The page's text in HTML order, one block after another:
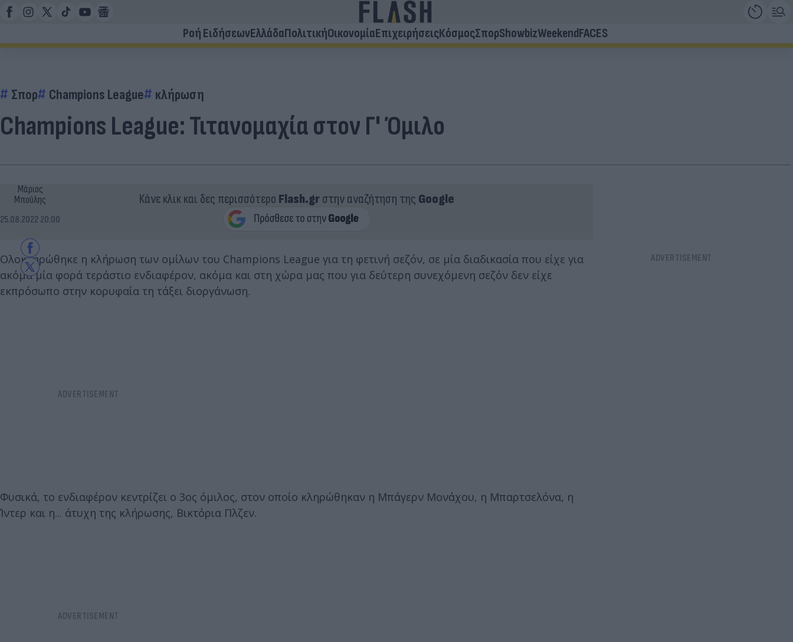
Ροή ΕιδήσεωνΕλλάδαΠολιτικήΟικονομίαΕπιχειρήσειςΚόσμοςΣπορShowbizWeekendFACES
Σπορ Champions League κλήρωση
Champions League: Τιτανομαχία στον Γ' Όμιλο
Μάριος
Μπούλης
25.08.2022 20:00
Κάνε κλικ και δες περισσότερο Flash.grστην αναζήτηση της Google
Ολοκληρώθηκε η κλήρωση των ομίλων του Champions League για τη φετινή σεζόν, σε μία διαδικασία που είχε για
ακόμα μία φορά τεράστιο ενδιαφέρον, ακόμα και στη χώρα μας που για δεύτερη συνεχόμενη σεζόν δεν είχε
εκπρόσωπο στην κορυφαία τη τάξει διοργάνωση.
Φυσικά, το ενδιαφέρον κεντρίζει ο 3ος όμιλος, στον οποίο κληρώθηκαν η Μπάγερν Μονάχου, η Μπαρτσελόνα, η
Ίντερ και η... άτυχη της κλήρωσης, Βικτόρια Πλζεν.